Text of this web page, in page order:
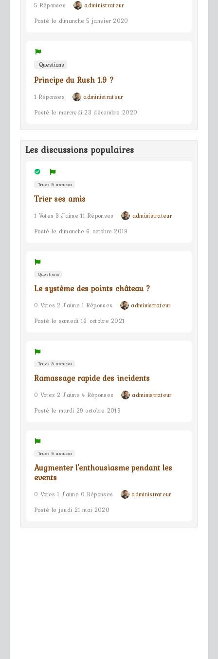
5 Réponses
administrateur
Posté le dimanche 5 janvier 2020
Questions
Principe du Rush 1.9 ?
1 Réponses
administrateur
Posté le mercredi 23 décembre 2020
Les discussions populaires
Trucs & astuces
Trier ses amis
1 Votes 3 J'aime 11 Réponses
administrateur
Posté le dimanche 6 octobre 2019
Questions
Le système des points château ?
0 Votes 2 J'aime 1 Réponses
administrateur
Posté le samedi 16 octobre 2021
Trucs & astuces
Ramassage rapide des incidents
0 Votes 2 J'aime 4 Réponses
administrateur
Posté le mardi 29 octobre 2019
Trucs & astuces
Augmenter l'enthousiasme pendant les
events
0 Votes 1 J'aime 0 Réponses
administrateur
Posté le jeudi 21 mai 2020